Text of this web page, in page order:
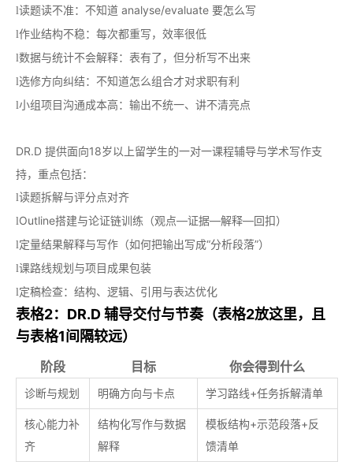
l读题读不准：不知道 analyse/evaluate 要怎么写
l作业结构不稳：每次都重写，效率很低
l数据与统计不会解释：表有了，但分析写不出来
l选修方向纠结：不知道怎么组合才对求职有利
l小组项目沟通成本高：输出不统一、讲不清亮点
DR.D 提供面向18岁以上留学生的一对一课程辅导与学术写作支
持，重点包括：
l读题拆解与评分点对齐
lOutline搭建与论证链训练（观点—证据—解释—回扣）
l定量结果解释与写作（如何把输出写成“分析段落”）
l课路线规划与项目成果包装
l定稿检查：结构、逻辑、引用与表达优化
表格2：DR.D 辅导交付与节奏（表格2放这里，且
与表格1间隔较远）
阶段 目标 你会得到什么
诊断与规划 明确方向与卡点 学习路线+任务拆解清单
核心能力补
齐
结构化写作与数据
解释
模板结构+示范段落+反
馈清单